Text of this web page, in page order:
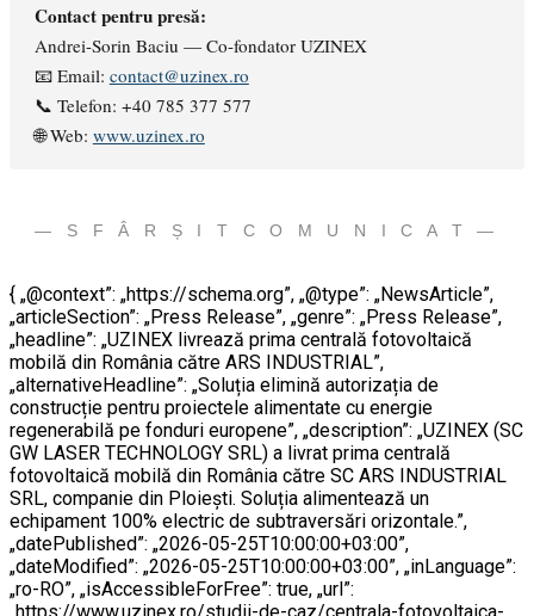
Contact pentru presă:
Andrei-Sorin Baciu — Co-fondator UZINEX
📧 Email: contact@uzinex.ro
📞 Telefon: +40 785 377 577
🌐 Web: www.uzinex.ro
— S F Â R Ș I T C O M U N I C A T —
{ „@context”: „https://schema.org”, „@type”: „NewsArticle”,
„articleSection”: „Press Release”, „genre”: „Press Release”,
„headline”: „UZINEX livrează prima centrală fotovoltaică
mobilă din România către ARS INDUSTRIAL”,
„alternativeHeadline”: „Soluția elimină autorizația de
construcție pentru proiectele alimentate cu energie
regenerabilă pe fonduri europene”, „description”: „UZINEX (SC
GW LASER TECHNOLOGY SRL) a livrat prima centrală
fotovoltaică mobilă din România către SC ARS INDUSTRIAL
SRL, companie din Ploiești. Soluția alimentează un
echipament 100% electric de subtraversări orizontale.”,
„datePublished”: „2026-05-25T10:00:00+03:00”,
„dateModified”: „2026-05-25T10:00:00+03:00”, „inLanguage”:
„ro-RO”, „isAccessibleForFree”: true, „url”: